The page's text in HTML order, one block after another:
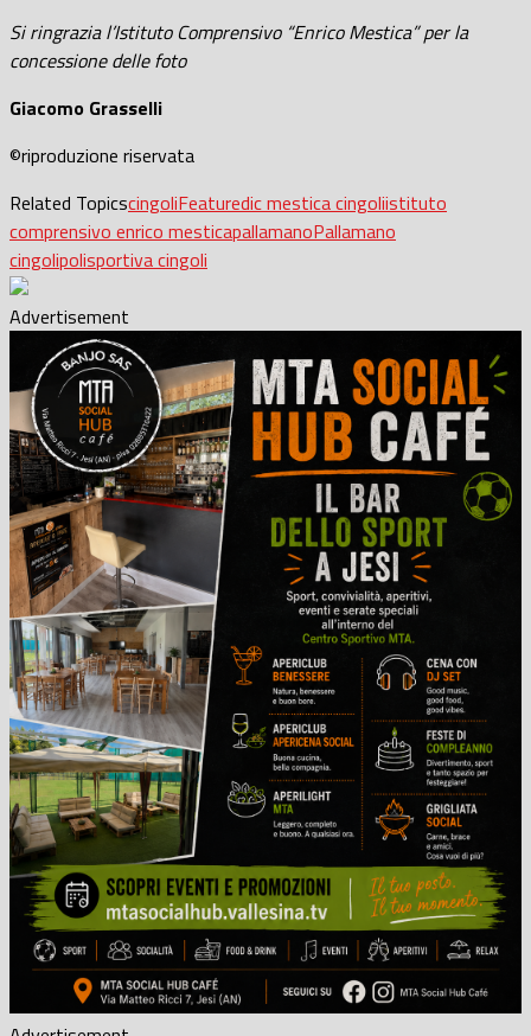
Si ringrazia l’Istituto Comprensivo “Enrico Mestica” per la
concessione delle foto
Giacomo Grasselli
©riproduzione riservata
Related TopicscingoliFeaturedic mestica cingoliistituto
comprensivo enrico mesticapallamanoPallamano
cingolipolisportiva cingoli
Advertisement